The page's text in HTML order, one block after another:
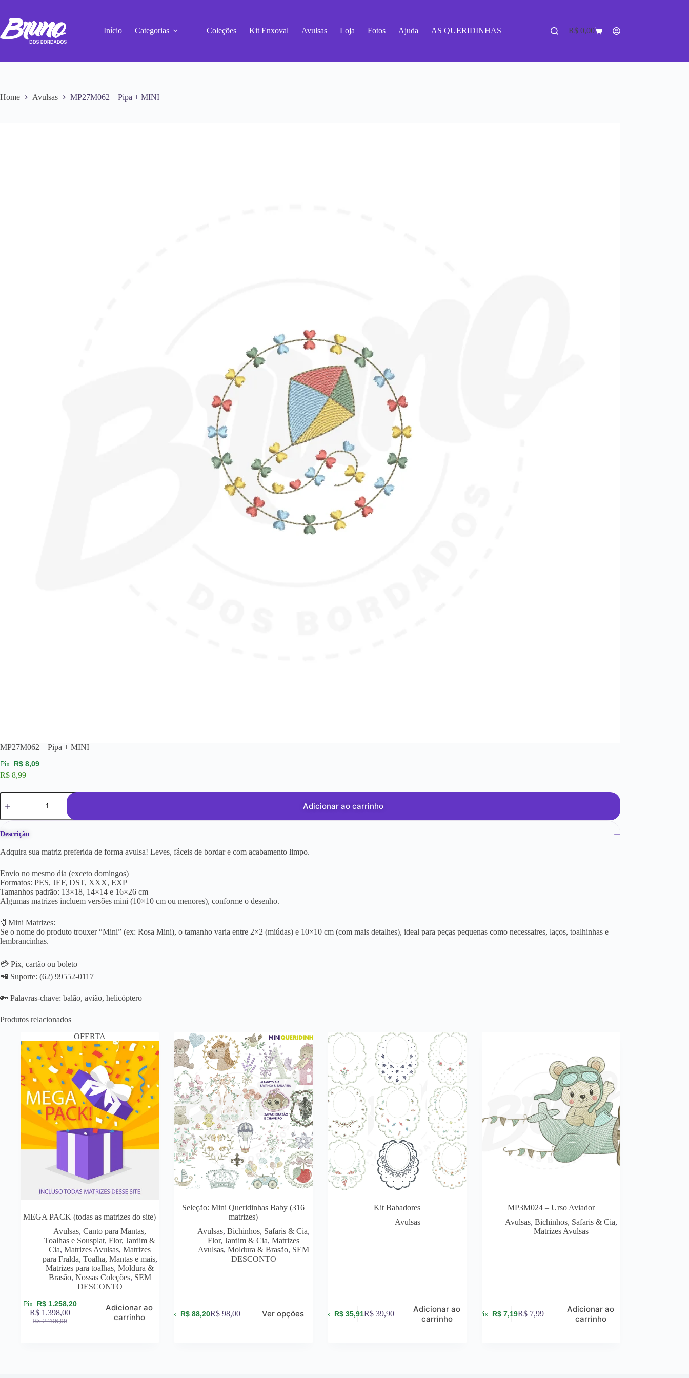
Início Categorias Coleções Kit Enxoval Avulsas Loja Fotos Ajuda AS QUERIDINHAS R$0,00
Home Avulsas MP27M062 – Pipa + MINI
MP27M062 – Pipa + MINI
R$ 8,09
R$ 8,99
Adicionar ao carrinho
Descrição
Adquira sua matriz preferida de forma avulsa! Leves, fáceis de bordar e com acabamento limpo.
Envio no mesmo dia (exceto domingos)
Formatos: PES, JEF, DST, XXX, EXP
Tamanhos padrão: 13×18, 14×14 e 16×26 cm
Algumas matrizes incluem versões mini (10×10 cm ou menores), conforme o desenho.
🧷Mini Matrizes:
Se o nome do produto trouxer “Mini” (ex: Rosa Mini), o tamanho varia entre 2×2 (miúdas) e 10×10 cm (com mais detalhes), ideal para peças pequenas como necessaires, laços, toalhinhas e
lembrancinhas.
💳 Pix, cartão ou boleto
📲 Suporte: (62) 99552-0117
🔑 Palavras-chave: balão, avião, helicóptero
Produtos relacionados
OFERTA
MEGA PACK (todas as matrizes do site)
Avulsas,Canto para Mantas,
Toalhas e Sousplat,Flor, Jardim &
Cia,Matrizes Avulsas,Matrizes
para Fralda, Toalha, Mantas e mais,
Matrizes para toalhas,Moldura &
Brasão, Nossas Coleções, SEM
DESCONTO
R$1.258,20
R$2.796,00
R$1.398,00
Adicionar ao
carrinho
Seleção: Mini Queridinhas Baby (316
matrizes)
Avulsas,Bichinhos, Safaris & Cia,
Flor, Jardim & Cia,Matrizes
Avulsas,Moldura & Brasão, SEM
DESCONTO
R$ 88,20R$ 98,00 Ver opções
Kit Babadores
Avulsas
R$ 35,91R$ 39,90
Adicionar ao
carrinho
MP3M024 – Urso Aviador
Avulsas,Bichinhos, Safaris & Cia,
Matrizes Avulsas
R$ 7,19R$ 7,99
Adicionar ao
carrinho